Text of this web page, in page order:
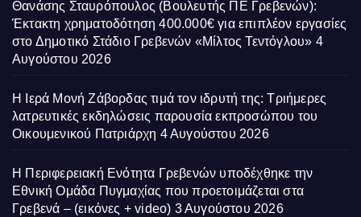
Θανάσης Σταυρόπουλος (Βουλευτής ΠΕ Γρεβενών):
Έκτακτη χρηματοδότηση 400.000€ για επιπλέον εργασίες
στο Δημοτικό Στάδιο Γρεβενών «Μίλτος Τεντόγλου» 4
Αυγούστου 2026
Η Ιερά Μονή Ζάβορδας τιμά τον ιδρυτή της: Τριήμερες
λατρευτικές εκδηλώσεις παρουσία εκπροσώπου του
Οικουμενικού Πατριάρχη 4 Αυγούστου 2026
Η Περιφερειακή Ενότητα Γρεβενών υποδέχθηκε την
Εθνική Ομάδα Πυγμαχίας που προετοιμάζεται στα
Γρεβενά – (εικόνες + video) 3 Αυγούστου 2026